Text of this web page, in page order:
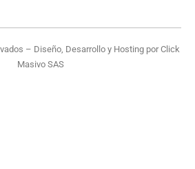
– Diseño, Desarrollo y Hosting porClick
Masivo SAS